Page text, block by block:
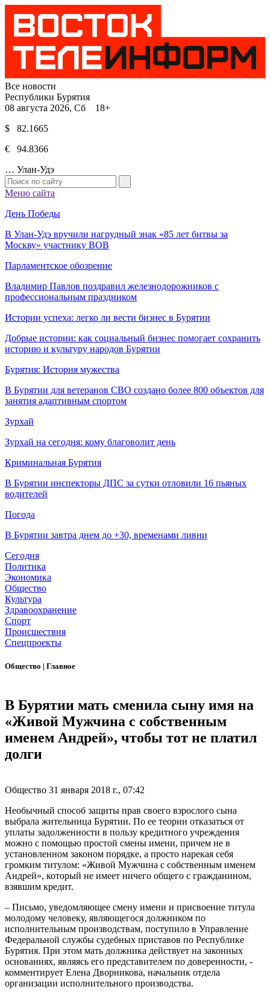
Все новости
Республики Бурятия
08 августа 2026, Сб 18+
$ 82.1665
€ 94.8366
… Улан-Удэ
Меню сайта
День Победы
В Улан-Удэ вручили нагрудный знак «85 лет битвы за
Москву» участнику ВОВ
Парламентское обозрение
Владимир Павлов поздравил железнодорожников с
профессиональным праздником
Истории успеха: легко ли вести бизнес в Бурятии
Добрые истории: как социальный бизнес помогает сохранить
историю и культуру народов Бурятии
Бурятия: История мужества
В Бурятии для ветеранов СВО создано более 800 объектов для
занятия адаптивным спортом
Зурхай
Зурхай на сегодня: кому благоволит день
Криминальная Бурятия
В Бурятии инспекторы ДПС за сутки отловили 16 пьяных
водителей
Погода
В Бурятии завтра днем до +30, временами ливни
Сегодня
Политика
Экономика
Общество
Культура
Здравоохранение
Спорт
Происшествия
Спецпроекты
Общество | Главное
В Бурятии мать сменила сыну имя на
«Живой Мужчина с собственным
именем Андрей», чтобы тот не платил
долги
Общество 31 января 2018 г., 07:42
Необычный способ защиты прав своего взрослого сына
выбрала жительница Бурятии. По ее теории отказаться от
уплаты задолженности в пользу кредитного учреждения
можно с помощью простой смены имени, причем не в
установленном законом порядке, а просто нарекая себя
громким титулом: «Живой Мужчина с собственным именем
Андрей», который не имеет ничего общего с гражданином,
взявшим кредит.
– Письмо, уведомляющее смену имени и присвоение титула
молодому человеку, являющегося должником по
исполнительным производствам, поступило в Управление
Федеральной службы судебных приставов по Республике
Бурятия. При этом мать должника действует на законных
основаниях, являясь его представителем по доверенности, -
комментирует Елена Дворникова, начальник отдела
организации исполнительного производства.